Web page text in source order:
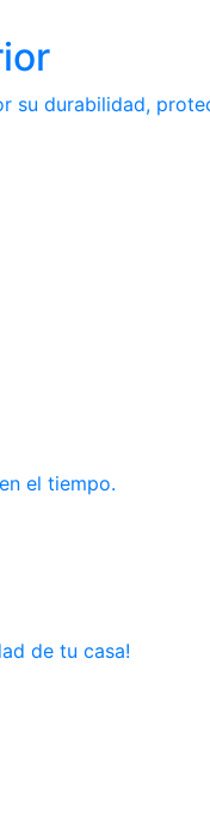
su durabilidad,
el tiempo.
de tu casa!